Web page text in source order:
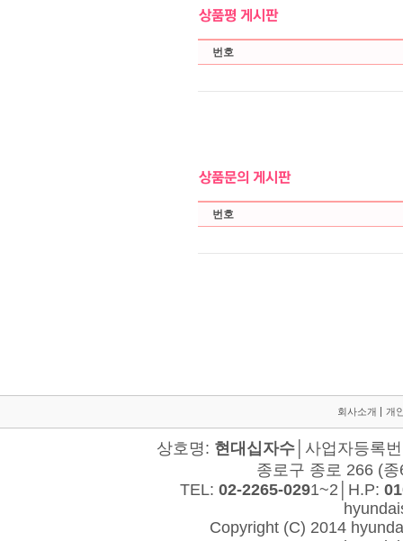
회사소개 개
상호명: 현대십자수│사업자등록
종로구 종로 266 (
TEL: 02-2265-0291~2│H.P:
Copyright (C) 2014